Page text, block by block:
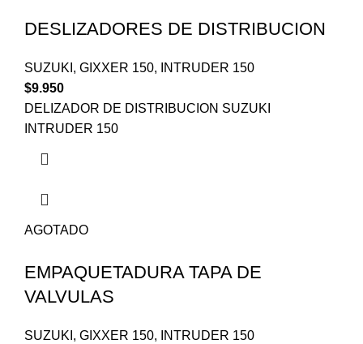
DESLIZADORES DE DISTRIBUCION
SUZUKI , GIXXER 150,
INTRUDER 150
$9.950
DELIZADOR DE DISTRIBUCION SUZUKI
INTRUDER 150
AGOTADO
EMPAQUETADURA TAPA DE
VALVULAS
SUZUKI , GIXXER 150,
INTRUDER 150